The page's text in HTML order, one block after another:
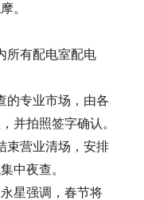
。
所有配电室配电
的专业市场，由各
并拍照签字确认。
束营业清场，安排
中夜查。
星强调，春节将